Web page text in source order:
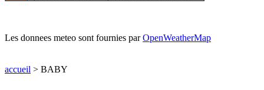
Les donnees meteo sont fournies parOpenWeatherMap
accueil > BABY